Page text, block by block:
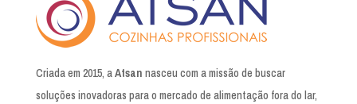
Criada em 2015, aAtsan nasceu com a missão de buscar
soluções inovadoras para o mercado de alimentação fora do lar,